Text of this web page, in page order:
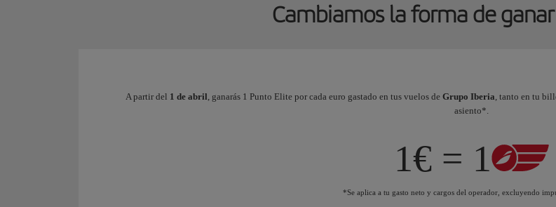
Cambiamos la forma de
A partir del 1 de abril, ganarás 1 Punto Elite por cada euro gastado en tus vuelos de Grupo Iberia, tanto en tu
asiento*.
1€ = 1
*Se aplica a tu gasto neto y cargos del operador, excluyendo